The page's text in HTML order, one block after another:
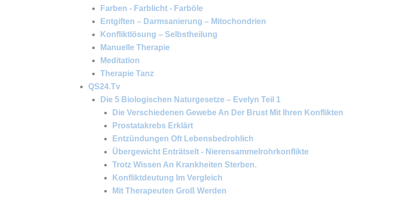
Farben - Farblicht - Farböle
Entgiften – Darmsanierung – Mitochondrien
Konfliktlösung – Selbstheilung
Manuelle Therapie
Meditation
Therapie Tanz
QS24.tv
Die 5 Biologischen Naturgesetze – Evelyn Teil 1
Die Verschiedenen Gewebe An Der Brust Mit Ihren Konflikten
Prostatakrebs Erklärt
Entzündungen Oft Lebensbedrohlich
Übergewicht Enträtselt - Nierensammelrohrkonflikte
Trotz Wissen An Krankheiten Sterben.
Konfliktdeutung Im Vergleich
Mit Therapeuten Groß Werden